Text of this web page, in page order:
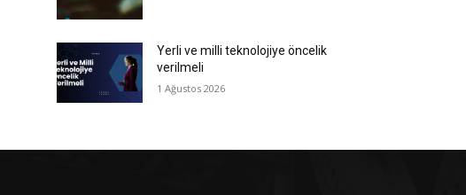
Yerli ve milli teknolojiye öncelik
verilmeli
1 Ağustos 2026